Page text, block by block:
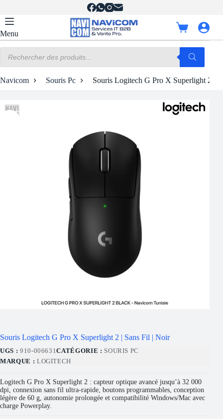
contenu
Menu
Panier
d’achat
produits
Navicom Souris Pc Souris Logitech G Pro X Superlight 2 |
Souris Logitech G Pro X Superlight 2 | Sans Fil | Noir
UGS : 910-006631CATÉGORIE : SOURIS PC
MARQUE : LOGITECH
Logitech G Pro X Superlight 2 : capteur optique avancé jusqu’à 32 000
dpi, connexion sans fil ultra-rapide, boutons programmables, conception
légère de 60 g, autonomie prolongée et compatibilité Windows/Mac avec
charge Powerplay.